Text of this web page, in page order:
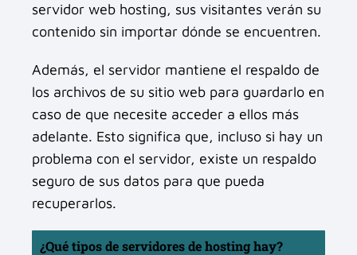
servidor web hosting, sus visitantes verán su
contenido sin importar dónde se encuentren.
Además, el servidor mantiene el respaldo de
los archivos de su sitio web para guardarlo en
caso de que necesite acceder a ellos más
adelante. Esto significa que, incluso si hay un
problema con el servidor, existe un respaldo
seguro de sus datos para que pueda
recuperarlos.
¿Qué tipos de servidores de hosting hay?